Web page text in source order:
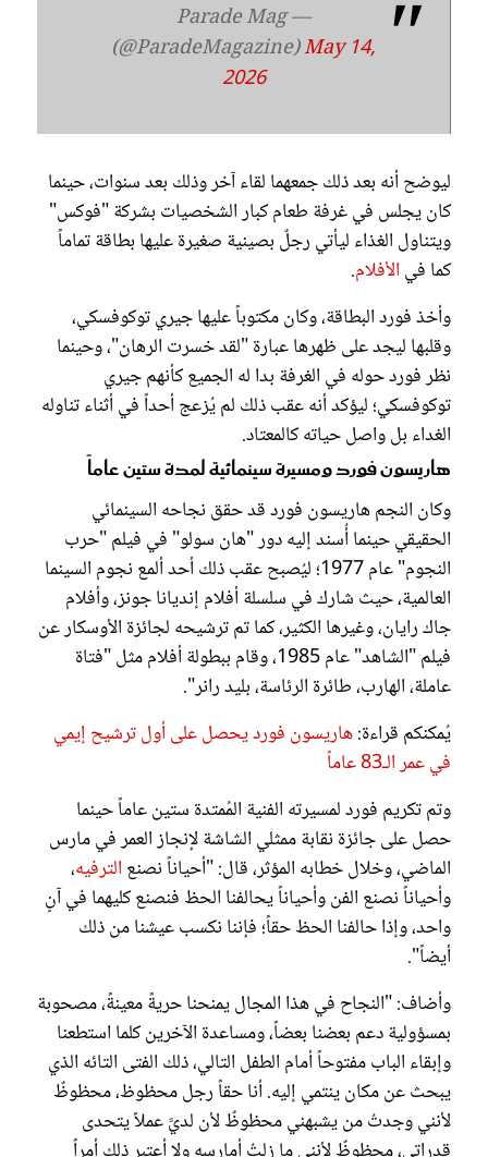
— Parade Mag
(@ParadeMagazine)May 14,
2026
ليوضح أنه بعد ذلك جمعهما لقاء آخر وذلك بعد سنوات، حينما
كان يجلس في غرفة طعام كبار الشخصيات بشركة "فوكس"
ويتناول الغذاء ليأتي رجلٌ بصينية صغيرة عليها بطاقة تماماً
كما في الأفلام.
وأخذ فورد البطاقة، وكان مكتوباً عليها جيري توكوفسكي،
وقلبها ليجد على ظهرها عبارة "لقد خسرت الرهان"، وحينما
نظر فورد حوله في الغرفة بدا له الجميع كأنهم جيري
توكوفسكي؛ ليؤكد أنه عقب ذلك لم يُزعج أحداً في أثناء تناوله
الغداء بل واصل حياته كالمعتاد.
هاريسون فورد ومسيرة سينمائية لمدة ستين عاماً
وكان النجم هاريسون فورد قد حقق نجاحه السينمائي
الحقيقي حينما أُسند إليه دور "هان سولو" في فيلم "حرب
النجوم" عام 1977؛ ليُصبح عقب ذلك أحد ألمع نجوم السينما
العالمية، حيث شارك في سلسلة أفلام إنديانا جونز، وأفلام
جاك رايان، وغيرها الكثير، كما تم ترشيحه لجائزة الأوسكار عن
فيلم "الشاهد" عام 1985، وقام ببطولة أفلام مثل "فتاة
عاملة، الهارب، طائرة الرئاسة، بليد رانر".
يُمكنكم قراءة:هاريسون فورد يحصل على أول ترشيح إيمي
في عمر الـ83 عاماً
وتم تكريم فورد لمسيرته الفنية المُمتدة ستين عاماً حينما
حصل على جائزة نقابة ممثلي الشاشة لإنجاز العمر في مارس
الماضي، وخلال خطابه المؤثر، قال: "أحياناً نصنع الترفيه،
وأحياناً نصنع الفن وأحياناً يحالفنا الحظ فنصنع كليهما في آنٍ
واحد، وإذا حالفنا الحظ حقاً؛ فإننا نكسب عيشنا من ذلك
أيضاً".
وأضاف: "النجاح في هذا المجال يمنحنا حريةً معينةً، مصحوبة
بمسؤولية دعم بعضنا بعضاً، ومساعدة الآخرين كلما استطعنا
وإبقاء الباب مفتوحاً أمام الطفل التالي، ذلك الفتى التائه الذي
يبحث عن مكان ينتمي إليه. أنا حقاً رجل محظوظ، محظوظٌ
لأنني وجدتُ من يشبهني محظوظٌ لأن لديَّ عملاً يتحدى